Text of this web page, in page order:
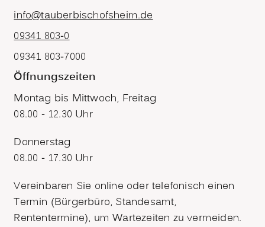
info@tauberbischofsheim.de
09341 803-0
09341 803-7000
Öffnungszeiten
Montag bis Mittwoch, Freitag
08.00 - 12.30 Uhr
Donnerstag
08.00 - 17.30 Uhr
Vereinbaren Sie online oder telefonisch einen
Termin (Bürgerbüro, Standesamt,
Rententermine), um Wartezeiten zu vermeiden.